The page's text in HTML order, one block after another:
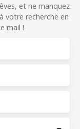
et ne manquez
votre recherche en
mail !